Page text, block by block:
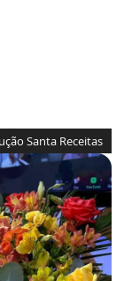
Santa Receitas